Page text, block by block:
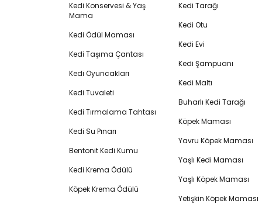
Kedi Konservesi & Yaş
Mama
Kedi Ödül Maması
Kedi Taşıma Çantası
Kedi Oyuncakları
Kedi Tuvaleti
Kedi Tırmalama Tahtası
Kedi Su Pınarı
Bentonit Kedi Kumu
Kedi Krema Ödülü
Köpek Krema Ödülü
Kedi Tarağı
Kedi Otu
Kedi Evi
Kedi Şampuanı
Kedi Maltı
Buharlı Kedi Tarağı
Köpek Maması
Yavru Köpek Maması
Yaşlı Kedi Maması
Yaşlı Köpek Maması
Yetişkin Köpek Maması